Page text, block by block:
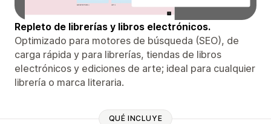
Repleto de librerías y libros electrónicos.
Optimizado para motores de búsqueda (SEO), de
carga rápida y para librerías, tiendas de libros
electrónicos y ediciones de arte; ideal para cualquier
librería o marca literaria.
QUÉ INCLUYE